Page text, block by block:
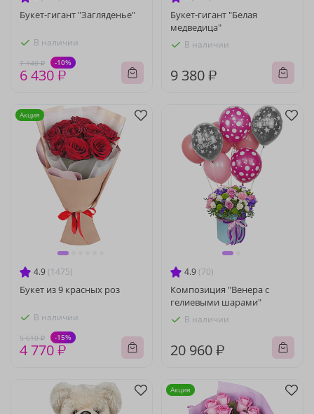
Букет-гигант "Загляденье"
В наличии
7 140 ₽ -10%
6 430 ₽
Букет-гигант "Белая
медведица"
В наличии
9 380 ₽
4.9 (1475)
Букет из 9 красных роз
В наличии
5 610 ₽ -15%
4 770 ₽
Акция
4.9 (70)
Композиция "Венера с
гелиевыми шарами"
В наличии
20 960 ₽
Акция